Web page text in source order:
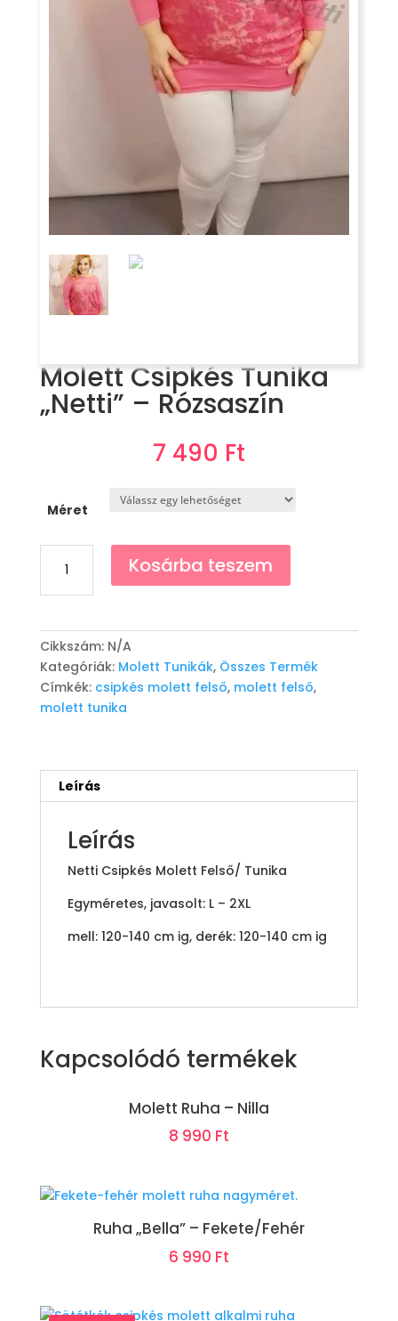
Molett Csipkés Tunika
„Netti” – Rózsaszín
7 490 Ft
Méret
Csipkés
Tunika
-
Rózsaszín
mennyiség
Kosárba teszem
Cikkszám: N/A
Kategóriák: Molett Tunikák, Összes Termék
Címkék: csipkés molett felső, molett felső,
molett tunika
Leírás
Leírás
Netti Csipkés Molett Felső/ Tunika
Egyméretes, javasolt: L – 2XL
mell: 120-140 cm ig, derék: 120-140 cm ig
Kapcsolódó termékek
Molett Ruha – Nilla
8 990 Ft
Ruha „Bella” – Fekete/Fehér
6 990 Ft